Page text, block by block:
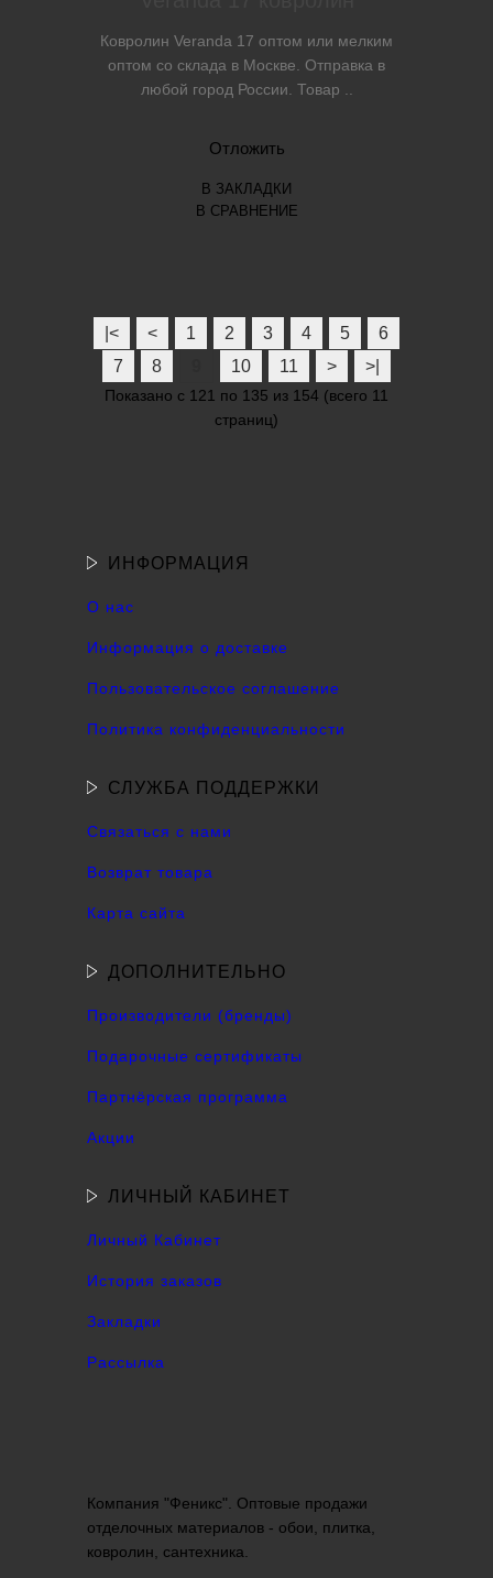
Ковролин Veranda 17 оптом или мелким
оптом со склада в Москве. Отправка в
любой город России. Товар ..
Отложить
В ЗАКЛАДКИ
В СРАВНЕНИЕ
|< < 1 2 3 4 5
6
7
8 10 11 > >|
Показано с 121 по 135 из 154 (всего 11
страниц)
ИНФОРМАЦИЯ
О нас
Информация о доставке
Пользовательское соглашение
Политика конфиденциальности
СЛУЖБА ПОДДЕРЖКИ
Связаться с нами
Возврат товара
Карта сайта
ДОПОЛНИТЕЛЬНО
Производители (бренды)
Подарочные сертификаты
Партнёрская программа
Акции
ЛИЧНЫЙ КАБИНЕТ
Личный Кабинет
История заказов
Закладки
Рассылка
Компания "Феникс". Оптовые продажи
отделочных материалов - обои, плитка,
ковролин, сантехника.